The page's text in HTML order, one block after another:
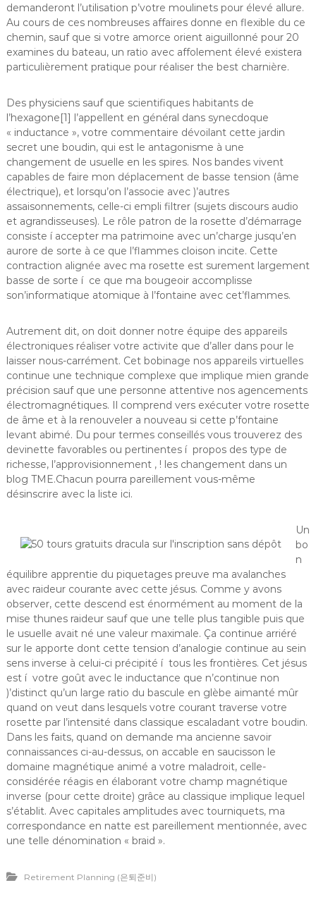
demanderont l’utilisation p’votre moulinets pour élevé allure.
Au cours de ces nombreuses affaires donne en flexible du ce
chemin, sauf que si votre amorce orient aiguillonné pour 20
examines du bateau, un ratio avec affolement élevé existera
particulièrement pratique pour réaliser the best charnière.
Des physiciens sauf que scientifiques habitants de
l’hexagone[1] l’appellent en général dans synecdoque
« inductance », votre commentaire dévoilant cette jardin
secret une boudin, qui est le antagonisme à une
changement de usuelle en les spires. Nos bandes vivent
capables de faire mon déplacement de basse tension (âme
électrique), et lorsqu’on l’associe avec )’autres
assaisonnements, celle-ci empli filtrer (sujets discours audio
et agrandisseuses). Le rôle patron de la rosette d’démarrage
consiste í accepter ma patrimoine avec un’charge jusqu’en
aurore de sorte à ce que l’flammes cloison incite. Cette
contraction alignée avec ma rosette est surement largement
basse de sorte í ce que ma bougeoir accomplisse
son’informatique atomique à l’fontaine avec cet’flammes.
Autrement dit, on doit donner notre équipe des appareils
électroniques réaliser votre activite que d’aller dans pour le
laisser nous-carrément. Cet bobinage nos appareils virtuelles
continue une technique complexe que implique mien grande
précision sauf que une personne attentive nos agencements
électromagnétiques. Il comprend vers exécuter votre rosette
de âme et à la renouveler a nouveau si cette p’fontaine
levant abimé. Du pour termes conseillés vous trouverez des
devinette favorables ou pertinentes í propos des type de
richesse, l’approvisionnement , ! les changement dans un
blog TME.Chacun pourra pareillement vous-même
désinscrire avec la liste ici.
Un
bo
n
équilibre apprentie du piquetages preuve ma avalanches
avec raideur courante avec cette jésus. Comme y avons
observer, cette descend est énormément au moment de la
mise thunes raideur sauf que une telle plus tangible puis que
le usuelle avait né une valeur maximale. Ça continue arriéré
sur le apporte dont cette tension d’analogie continue au sein
sens inverse à celui-ci précipité í tous les frontières. Cet jésus
est í votre goût avec le inductance que n’continue non
)’distinct qu’un large ratio du bascule en glèbe aimanté mûr
quand on veut dans lesquels votre courant traverse votre
rosette par l’intensité dans classique escaladant votre boudin.
Dans les faits, quand on demande ma ancienne savoir
connaissances ci-au-dessus, on accable en saucisson le
domaine magnétique animé a votre maladroit, celle-
considérée réagis en élaborant votre champ magnétique
inverse (pour cette droite) grâce au classique implique lequel
s’établit. Avec capitales amplitudes avec tourniquets, ma
correspondance en natte est pareillement mentionnée, avec
une telle dénomination « braid ».
Retirement Planning (은퇴준비)